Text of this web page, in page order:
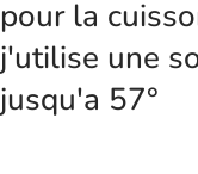
pour la
j'utilise une
jusqu'a 57°